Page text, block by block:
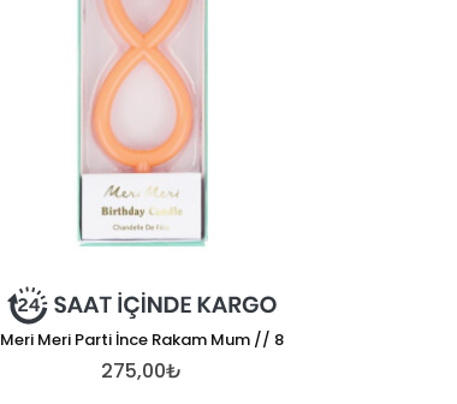
Meri Meri Parti İnce Rakam Mum // 8
275,00₺